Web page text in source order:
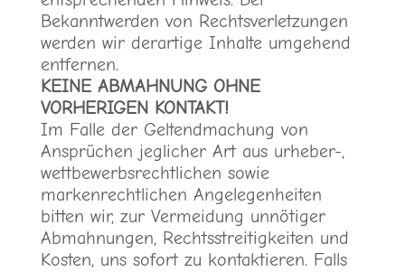
Bekanntwerden von Rechtsverletzungen
werden wir derartige Inhalte umgehend
entfernen.
KEINE ABMAHNUNG OHNE
VORHERIGEN KONTAKT!
Im Falle der Geltendmachung von
Ansprüchen jeglicher Art aus urheber-,
wettbewerbsrechtlichen sowie
markenrechtlichen Angelegenheiten
bitten wir, zur Vermeidung unnötiger
Abmahnungen, Rechtsstreitigkeiten und
Kosten, uns sofort zu kontaktieren. Falls